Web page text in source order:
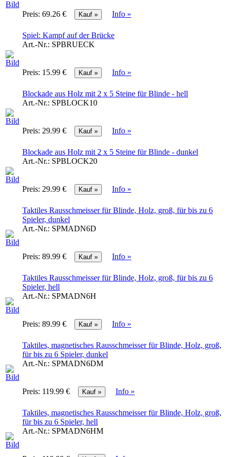
Preis: 69.26 € Info »
Spiel: Kampf auf der Brücke
Art.-Nr.: SPBRUECK
Preis: 15.99 € Info »
Blockade aus Holz mit 2 x 5 Steine für Blinde - hell
Art.-Nr.: SPBLOCK10
Preis: 29.99 € Info »
Blockade aus Holz mit 2 x 5 Steine für Blinde - dunkel
Art.-Nr.: SPBLOCK20
Preis: 29.99 € Info »
Taktiles Rausschmeisser für Blinde, Holz, groß, für bis zu 6
Spieler, dunkel
Art.-Nr.: SPMADN6D
Preis: 89.99 € Info »
Taktiles Rausschmeisser für Blinde, Holz, groß, für bis zu 6
Spieler, hell
Art.-Nr.: SPMADN6H
Preis: 89.99 € Info »
Taktiles, magnetisches Rausschmeisser für Blinde, Holz, groß,
für bis zu 6 Spieler, dunkel
Art.-Nr.: SPMADN6DM
Preis: 119.99 € Info »
Taktiles, magnetisches Rausschmeisser für Blinde, Holz, groß,
für bis zu 6 Spieler, hell
Art.-Nr.: SPMADN6HM